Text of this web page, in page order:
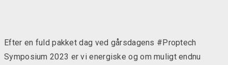
Efter en fuld pakket dag ved gårsdagens #Proptech
Symposium 2023 er vi energiske og om muligt endnu